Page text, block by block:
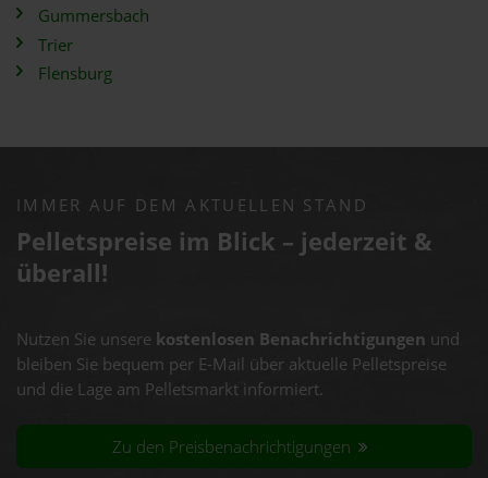
Gummersbach
Trier
Flensburg
IMMER AUF DEM AKTUELLEN STAND
Pelletspreise im Blick – jederzeit &
überall!
Nutzen Sie unsere kostenlosen Benachrichtigungen und
bleiben Sie bequem per E-Mail über aktuelle Pelletspreise
und die Lage am Pelletsmarkt informiert.
Zu den Preisbenachrichtigungen